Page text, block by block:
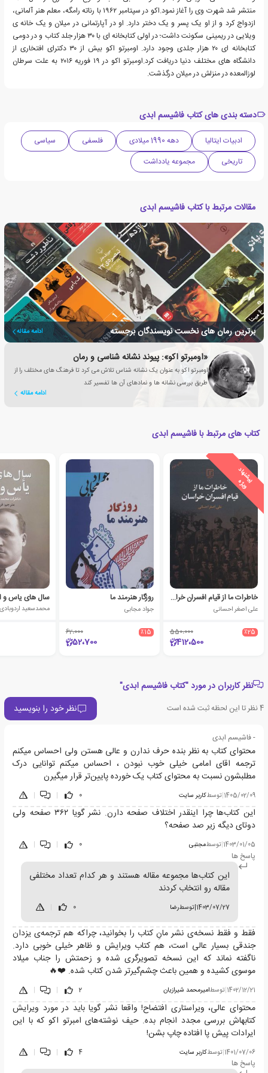
منتشر شد شهرت وی را آغاز نمود.اکو در سپتامبر ۱۹۶۲ با رناته رامگه، معلم هنر آلمانی،
ازدواج کرد و از او یک پسر و یک دختر دارد. او در آپارتمانی در میلان و یک خانه ی
ویلایی در ریمینی سکونت داشت؛ در اولی کتابخانه ای با ۳۰ هزار جلد کتاب و در دومی
کتابخانه ای ۲۰ هزار جلدی وجود دارد. اومبرتو اکو بیش از ۳۰ دکترای افتخاری از
دانشگاه های مختلف دنیا دریافت کرد.اومبرتو اکو در ۱۹ فوریه ۲۰۱۶ به علت سرطان
لوزالمعده در منزلش در میلان درگذشت.
دسته بندی های کتاب فاشیسم ابدی
ادبیات ایتالیا دهه 1990 میلادی فلسفی
سیاسی
تاریخی
مجموعه یادداشت
مقالات مرتبط با کتاب فاشیسم ابدی
برترین رمان های نخست نویسندگان برجسته ادامه مقاله
«اومبرتو اکو»: پیوند نشانه شناسی و رمان
اومبرتو اکو به عنوان یک نشانه شناس تلاش می کرد تا فرهنگ های مختلف را از
طریق بررسی نشانه ها و نمادهای آن ها تفسیر کند
ادامه مقاله
کتاب های مرتبط با فاشیسم ابدی
پ
ی
ش
ن
ه
ا
د
و
ی
ژ
ه
خاطرات ما از قیام افسران خراسان
علی اصغر احسانی
٪25 550،000
412،500
روزگار هنرمند ما
جواد مجابی
٪15 62،000
52،700
سال های یاس و
محمدسعید
نظر کاربران در مورد "کتاب فاشیسم ابدی"
4 نظر تا این لحظه ثبت شده است نظر خود را بنویسید
- فاشیسم ابدی
محتوای کتاب به نظر بنده حرف ندارن و عالی هستن ولی احساس میکنم
ترجمه اقای امامی خیلی خوب نبودن ، احساس میکنم توانایی درک
مطلبشون نسبت به محتوای کتاب یک خورده پایین‌تر قرار میگیرن
1405/02/09
|توسطکاربر سایت 0
|
|
این کتاب‌ها چرا اینقدر اختلاف صفحه دارن. نشر گویا ۳۶۲ صفحه ولی
دوتای دیگه زیر صد صفحه؟
1403/01/05 توسطمجتبی 0
پاسخ ها
این کتاب‌ها مجموعه مقاله هستند و هر کدام تعداد مختلفی
مقاله رو انتخاب کردند
1403/07/27
|توسطرضا 0
فقط و فقط نسخه‌ی نشر مانِ کتاب را بخوانید، چراکه هم ترجمه‌ی یزدان
جندقی بسیار عالی است، هم کتاب ویرایش و ظاهر خیلی خوبی دارد.
ناگفته نماند که این نسخه تصویرگری شده و زحمتش را جناب میلاد
موسوی کشیده و همین باعث چشم‌گیرتر شدن کتاب شده. ❤️🔥
1402/12/21 توسطامیرمحمد شیرازیان 2
محتوای عالی، ویراستاری افتضاح! واقعا نشر گویا باید در مورد ویرایش
کتابهاش بررسی مجدد انجام بده. حیف نوشته‌های امبرتو اکو که با این
ایرادات پیش پا افتاده چاپ بشن!
1401/07/06
|توسطکاربر سایت 4
|
|
پاسخ ها